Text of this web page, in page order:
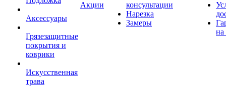
Аксессуары
Грязезащитные
покрытия и
коврики
Искусственная
трава
Акции
консультации
Нарезка
Замеры
на